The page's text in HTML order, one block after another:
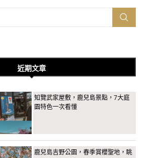
近期文章
知覽武家屋敷，鹿兒島景點，7大庭
園特色一次看懂
鹿兒島吉野公園，春季賞櫻聖地，眺